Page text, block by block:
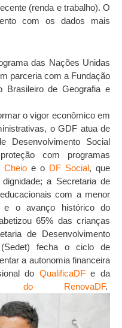
(renda e trabalho). O
com os dados mais
das Nações Unidas
parceria com a Fundação
Brasileiro de Geografia e
o vigor econômico em
o GDF atua de
Desenvolvimento Social
com programas
Cheio e o DF Social, que
a Secretaria de
com a menor
e o avanço histórico do
65% das crianças
de Desenvolvimento
fecha o ciclo de
a autonomia financeira
do QualificaDFe da
do RenovaDF.